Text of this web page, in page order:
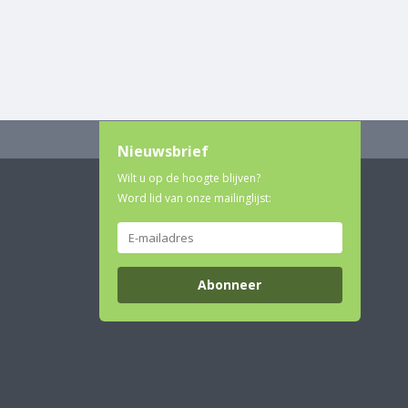
Nieuwsbrief
Wilt u op de hoogte blijven?
Word lid van onze mailinglijst:
Abonneer